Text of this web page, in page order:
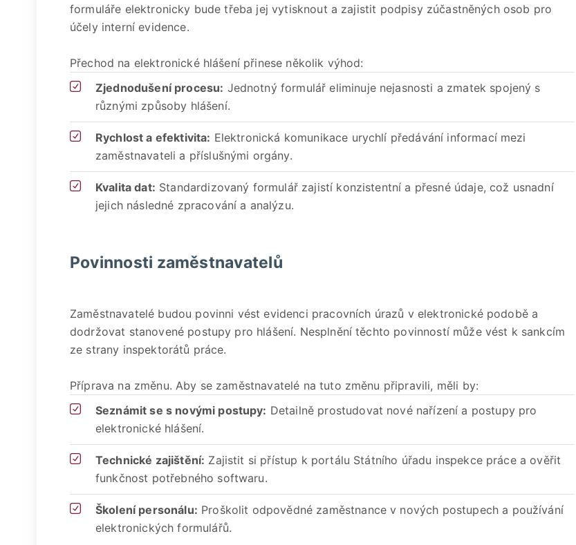
formuláře elektronicky bude třeba jej vytisknout a zajistit podpisy zúčastněných osob pro
účely interní evidence.
Přechod na elektronické hlášení přinese několik výhod:
Zjednodušení procesu: Jednotný formulář eliminuje nejasnosti a zmatek spojený s
různými způsoby hlášení.
Rychlost a efektivita: Elektronická komunikace urychlí předávání informací mezi
zaměstnavateli a příslušnými orgány.
Kvalita dat: Standardizovaný formulář zajistí konzistentní a přesné údaje, což usnadní
jejich následné zpracování a analýzu.
Povinnosti zaměstnavatelů
Zaměstnavatelé budou povinni vést evidenci pracovních úrazů v elektronické podobě a
dodržovat stanovené postupy pro hlášení. Nesplnění těchto povinností může vést k sankcím
ze strany inspektorátů práce.
Příprava na změnu. Aby se zaměstnavatelé na tuto změnu připravili, měli by:
Seznámit se s novými postupy: Detailně prostudovat nové nařízení a postupy pro
elektronické hlášení.
Technické zajištění: Zajistit si přístup k portálu Státního úřadu inspekce práce a ověřit
funkčnost potřebného softwaru.
Školení personálu: Proškolit odpovědné zaměstnance v nových postupech a používání
elektronických formulářů.